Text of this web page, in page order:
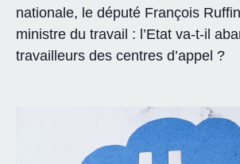
nationale, le député François
ministre du travail : l’Etat va-t-il
travailleurs des centres d’appel ?